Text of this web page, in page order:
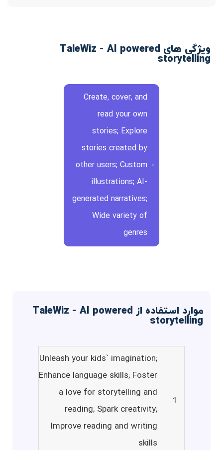
ویژگی های TaleWiz - AI powered
storytelling
Create, cover, and
read your own
stories; Explore
stories created by
other users; Custom
illustrations; AI-
generated narratives;
Wide variety of
genres
موارد استفاده از TaleWiz - AI powered
storytelling
1
Unleash your kids` imagination;
Enhance language skills; Foster
a love for storytelling and
reading; Spark creativity;
Improve reading and writing
skills